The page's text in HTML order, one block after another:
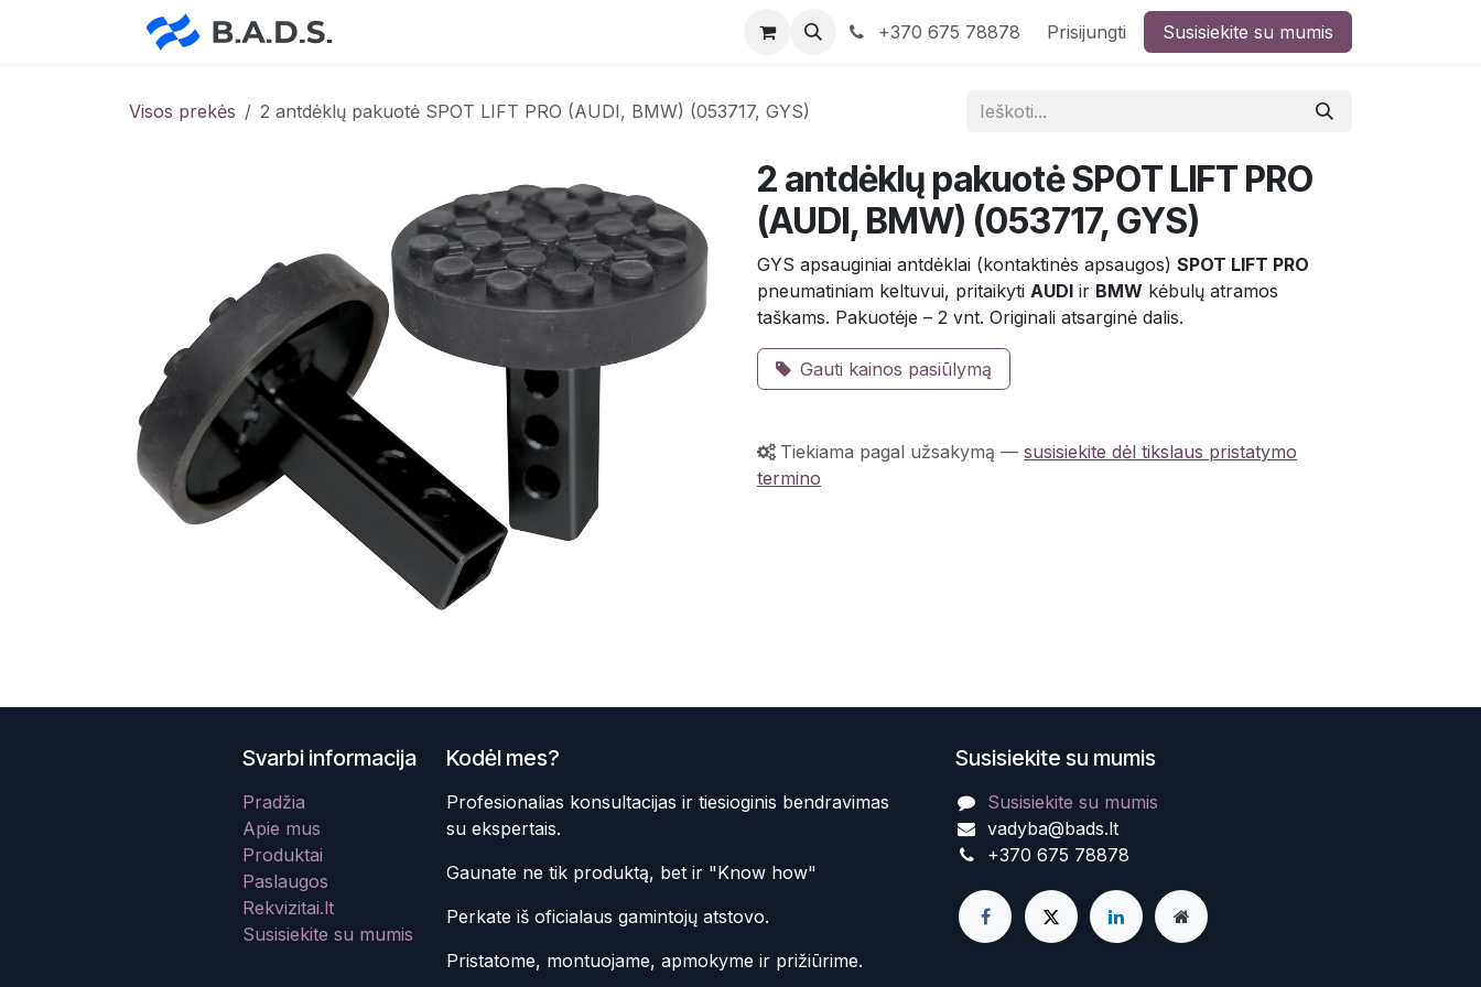
+370 675 78878 Prisijungti Susisiekite su mumis
Visos prekės 2 antdėklų pakuotė SPOT LIFT PRO (AUDI, BMW) (053717, GYS)
2 antdėklų pakuotė SPOT LIFT PRO
(AUDI, BMW) (053717, GYS)
GYS apsauginiai antdėklai (kontaktinės apsaugos) SPOT LIFT PRO
pneumatiniam keltuvui, pritaikyti AUDI ir BMW kėbulų atramos
taškams. Pakuotėje – 2 vnt. Originali atsarginė dalis.
Gauti kainos pasiūlymą
Tiekiama pagal užsakymą — susisiekite dėl tikslaus pristatymo
termino
Susisiekite su mumis
Susisiekite su mumis
vadyba@bads.lt
+370 675 78878
Kodėl mes?
Profesionalias konsultacijas ir tiesioginis bendravimas
su ekspertais.
Gaunate ne tik produktą, bet ir "Know how"
Perkate iš oficialaus gamintojų atstovo.
Pristatome, montuojame, apmokyme ir prižiūrime.
Svarbi informacija
Pradžia
Apie mus
Produktai
Paslaugos
Rekvizitai.lt
Susisiekite su mumis